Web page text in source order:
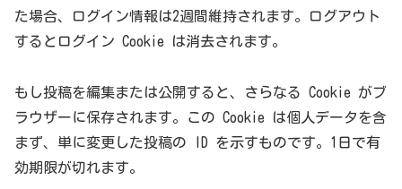
た場合、ログイン情報は2週間維持されます。ログアウト
するとログイン Cookie は消去されます。
もし投稿を編集または公開すると、さらなる Cookie がブ
ラウザーに保存されます。この Cookie は個人データを含
まず、単に変更した投稿の ID を示すものです。1日で有
効期限が切れます。